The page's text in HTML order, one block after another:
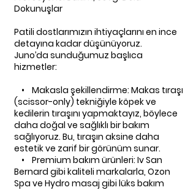
Dokunuşlar
Patili dostlarımızın ihtiyaçlarını en ince
detayına kadar düşünüyoruz.
Juno’da sunduğumuz başlıca
hizmetler:
• Makasla şekillendirme: Makas tıraşı
(scissor-only) tekniğiyle köpek ve
kedilerin tıraşını yapmaktayız, böylece
daha doğal ve sağlıklı bir bakım
sağlıyoruz. Bu, tıraşın aksine daha
estetik ve zarif bir görünüm sunar.
• Premium bakım ürünleri: Iv San
Bernard gibi kaliteli markalarla, Ozon
Spa ve Hydro masaj gibi lüks bakım